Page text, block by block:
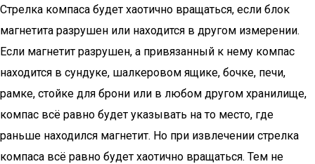
Стрелка компаса будет хаотично вращаться, если блок
магнетита разрушен или находится в другом измерении.
Если магнетит разрушен, а привязанный к нему компас
находится в сундуке, шалкеровом ящике, бочке, печи,
рамке, стойке для брони или в любом другом хранилище,
компас всё равно будет указывать на то место, где
раньше находился магнетит. Но при извлечении стрелка
компаса всё равно будет хаотично вращаться. Тем не